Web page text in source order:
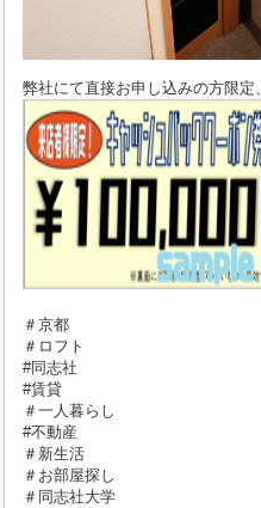
弊社にて直接お申し込みの方限
＃京都
＃ロフト
#同志社
#賃貸
＃一人暮らし
#不動産
＃新生活
＃お部屋探し
＃同志社大学